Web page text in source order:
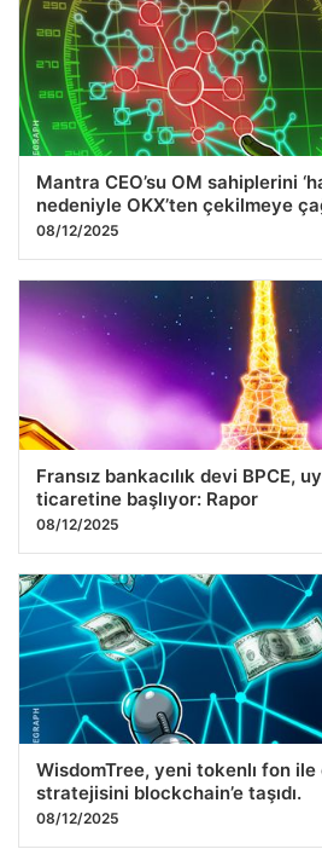
Mantra CEO’su OM sahiplerini
nedeniyle OKX’ten çekilmeye
08/12/2025
Fransız bankacılık devi BPCE,
ticaretine başlıyor: Rapor
08/12/2025
WisdomTree, yeni tokenlı fon
stratejisini blockchain’e taşıdı.
08/12/2025